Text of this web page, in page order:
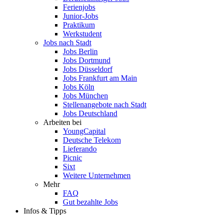
Ferienjobs
Junior-Jobs
Praktikum
Werkstudent
Jobs nach Stadt
Jobs Berlin
Jobs Dortmund
Jobs Düsseldorf
Jobs Frankfurt am Main
Jobs Köln
Jobs München
Stellenangebote nach Stadt
Jobs Deutschland
Arbeiten bei
YoungCapital
Deutsche Telekom
Lieferando
Picnic
Sixt
Weitere Unternehmen
Mehr
FAQ
Gut bezahlte Jobs
Infos & Tipps